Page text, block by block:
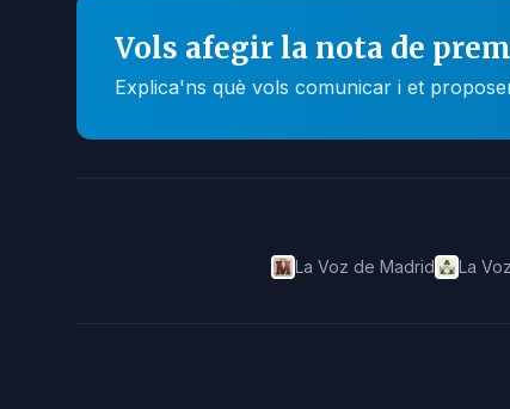
Vols afegir la nota de
Explica'ns què vols comunicar i et
La Voz de Madrid La